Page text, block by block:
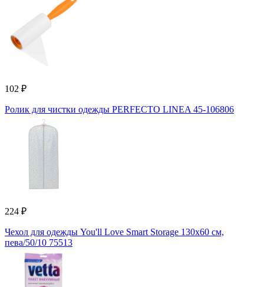
102 ₽
Ролик для чистки одежды PERFECTO LINEA 45-106806
224 ₽
Чехол для одежды You'll Love Smart Storage 130x60 см,
пева/50/10 75513